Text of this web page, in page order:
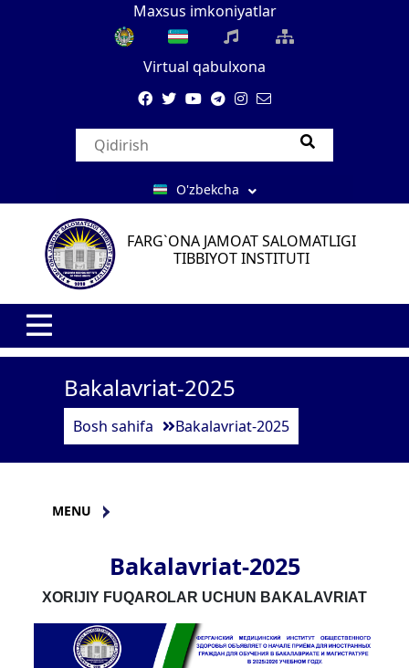
Maxsus imkoniyatlar
Virtual qabulxona
O'zbekcha
FARG`ONA JAMOAT SALOMATLIGI
TIBBIYOT INSTITUTI
Bakalavriat-2025
Bosh sahifa Bakalavriat-2025
MENU
Bakalavriat-2025
XORIJIY FUQAROLAR UCHUN BAKALAVRIAT